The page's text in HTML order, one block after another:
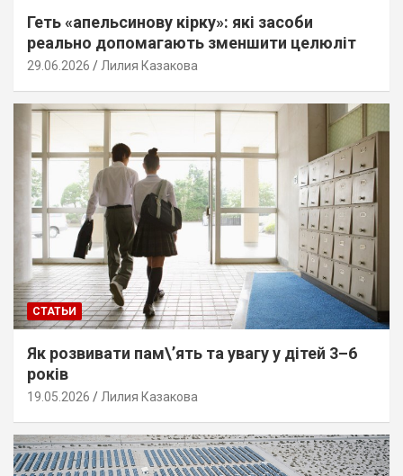
Геть «апельсинову кірку»: які засоби
реально допомагають зменшити целюліт
29.06.2026 Лилия Казакова
СТАТЬИ
Як розвивати пам\’ять та увагу у дітей 3–6
років
19.05.2026 Лилия Казакова